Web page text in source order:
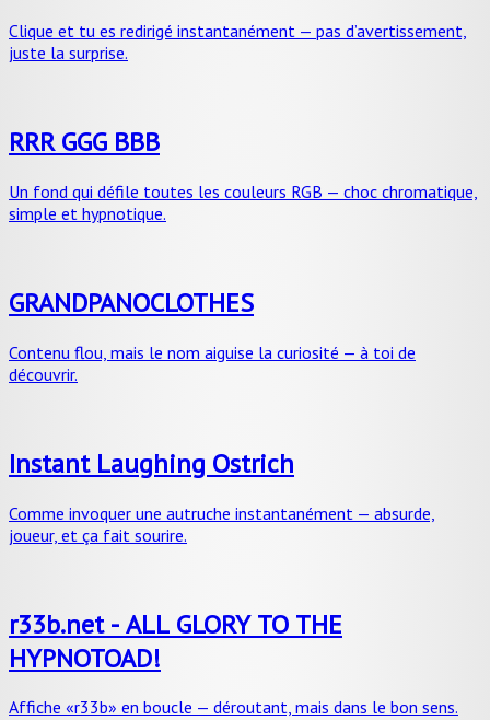
Clique et tu es redirigé instantanément — pas d’avertissement,
juste la surprise.
RRR GGG BBB
Un fond qui défile toutes les couleurs RGB — choc chromatique,
simple et hypnotique.
GRANDPANOCLOTHES
Contenu flou, mais le nom aiguise la curiosité — à toi de
découvrir.
Instant Laughing Ostrich
Comme invoquer une autruche instantanément — absurde,
joueur, et ça fait sourire.
r33b.net - ALL GLORY TO THE
HYPNOTOAD!
Affiche «r33b» en boucle — déroutant, mais dans le bon sens.